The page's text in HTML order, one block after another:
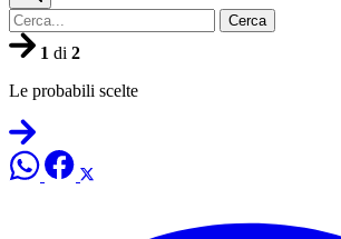
Cerca
1 di 2
Le probabili scelte